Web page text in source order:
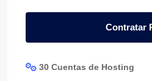
Contratar
30 Cuentas de Hosting